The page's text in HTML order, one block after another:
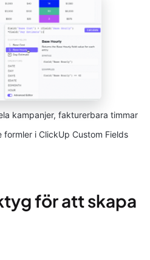
kampanjer, fakturerbara timmar
i ClickUp Custom Fields
för att skapa